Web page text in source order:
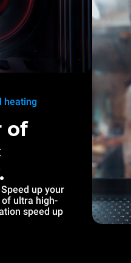
heating
of
up your
ultra high-
speed up